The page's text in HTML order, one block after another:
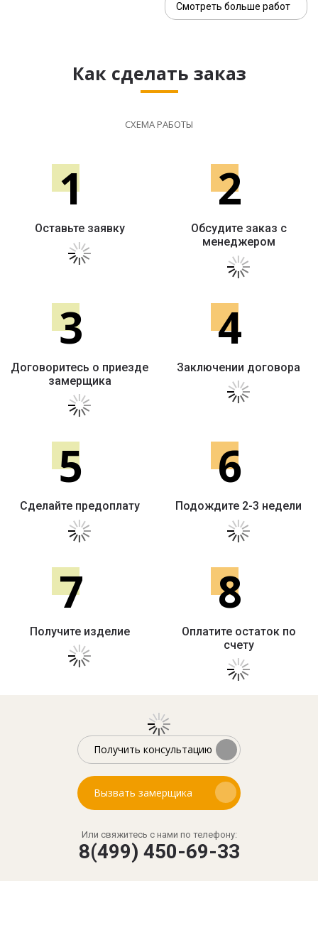
Смотреть больше работ
Как сделать заказ
СХЕМА РАБОТЫ
1
Оставьте заявку
2
Обсудите заказ с
менеджером
3
Договоритесь о приезде
замерщика
4
Заключении договора
5
Сделайте предоплату
6
Подождите 2-3 недели
7
Получите изделие
8
Оплатите остаток по
счету
Получить консультацию
Вызвать замерщика
Или свяжитесь с нами по телефону:
8(499) 450-69-33